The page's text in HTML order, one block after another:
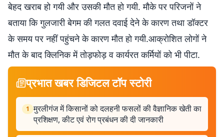
बेहद खराब हो गयी और उसकी मौत हो गयी. मौके पर परिजनों ने
बताया कि गुलजारी बेगम की गलत दवाई देने के कारण तथा डॉक्टर
के समय पर नहीं पहुंचने के कारण मौत हो गयी.आक्रोशित लोगों ने
मौत के बाद क्लिनिक में तोड़फोड़ व कार्यरत कर्मियों को भी पीटा.
प्रभात खबर डिजिटल टॉप स्टोरी
1 मुरलीगंज में किसानों को दलहनी फसलों की वैज्ञानिक खेती का
प्रशिक्षण, कीट एवं रोग प्रबंधन की दी जानकारी